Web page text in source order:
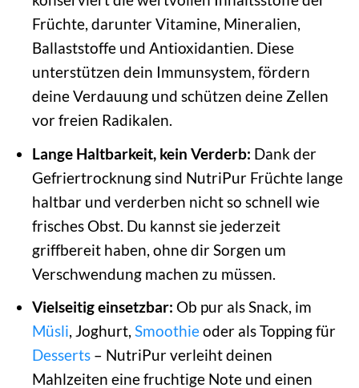
Früchte, darunter Vitamine, Mineralien,
Ballaststoffe und Antioxidantien. Diese
unterstützen dein Immunsystem, fördern
deine Verdauung und schützen deine Zellen
vor freien Radikalen.
Lange Haltbarkeit, kein Verderb: Dank der
Gefriertrocknung sind NutriPur Früchte lange
haltbar und verderben nicht so schnell wie
frisches Obst. Du kannst sie jederzeit
griffbereit haben, ohne dir Sorgen um
Verschwendung machen zu müssen.
Vielseitig einsetzbar: Ob pur als Snack, im
Müsli, Joghurt, Smoothieoder als Topping für
Desserts– NutriPur verleiht deinen
Mahlzeiten eine fruchtige Note und einen